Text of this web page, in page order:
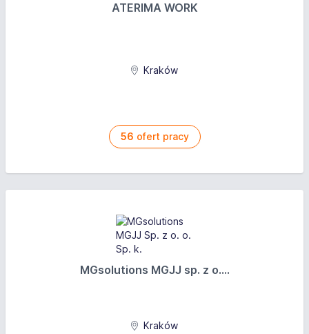
ATERIMA WORK
Kraków
56 ofert pracy
MGsolutions MGJJ sp. z o....
Kraków